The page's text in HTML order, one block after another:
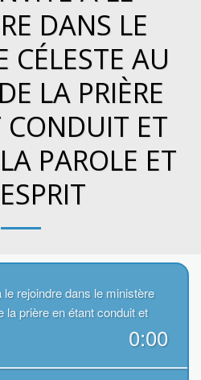
DANS LE
CÉLESTE AU
LA PRIÈRE
CONDUIT ET
PAROLE ET